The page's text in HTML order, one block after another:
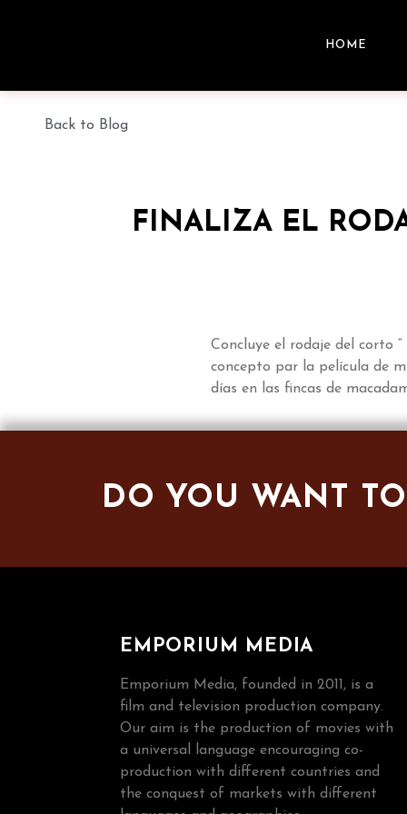
HOME
Back to Blog
FINALIZA EL
Concluye el rodaje del corto
concepto par la película de
días en las fincas de
DO YOU WANT
EMPORIUM MEDIA
Emporium Media, founded in 2011, is a
film and television production company.
Our aim is the production of movies with
a universal language encouraging co-
production with different countries and
the conquest of markets with different